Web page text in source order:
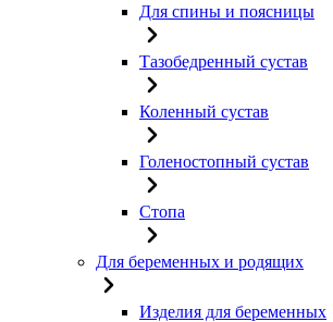
Для спины и поясницы
Тазобедренный сустав
Коленный сустав
Голеностопный сустав
Стопа
Для беременных и родящих
Изделия для беременных